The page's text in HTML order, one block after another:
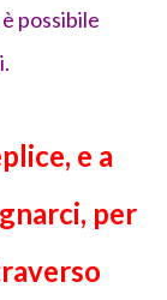
possibile
e a
per